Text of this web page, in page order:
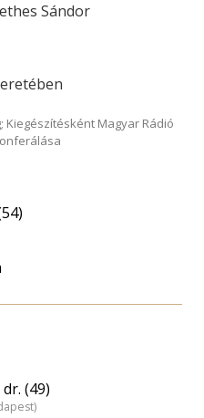
Sándor
Kiegészítésként Magyar Rádió
(49)